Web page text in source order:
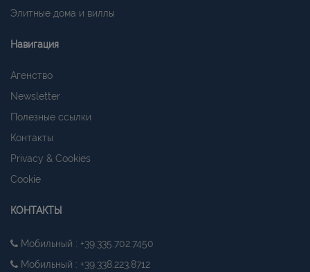
Элитные дома и виллы
Навигация
Агенство
Newsletter
Полезные ссылки
Контакты
Privacy & Cookies
Cookie
КОНТАКТЫ
Мобильный : +39.335.702.7450
Мобильный : +39.338.223.8712